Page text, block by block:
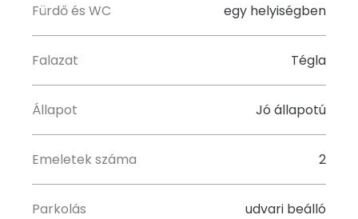
Fürdő és WC egy helyiségben
Falazat Tégla
Állapot Jó állapotú
Emeletek száma 2
Parkolás udvari beálló